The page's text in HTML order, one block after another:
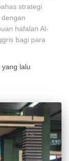
strategi
hafalan Al-
bagi para
yang lalu